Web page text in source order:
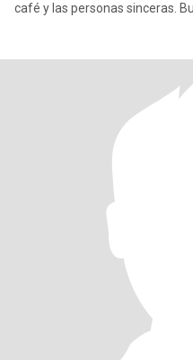
café y las personas sinceras.